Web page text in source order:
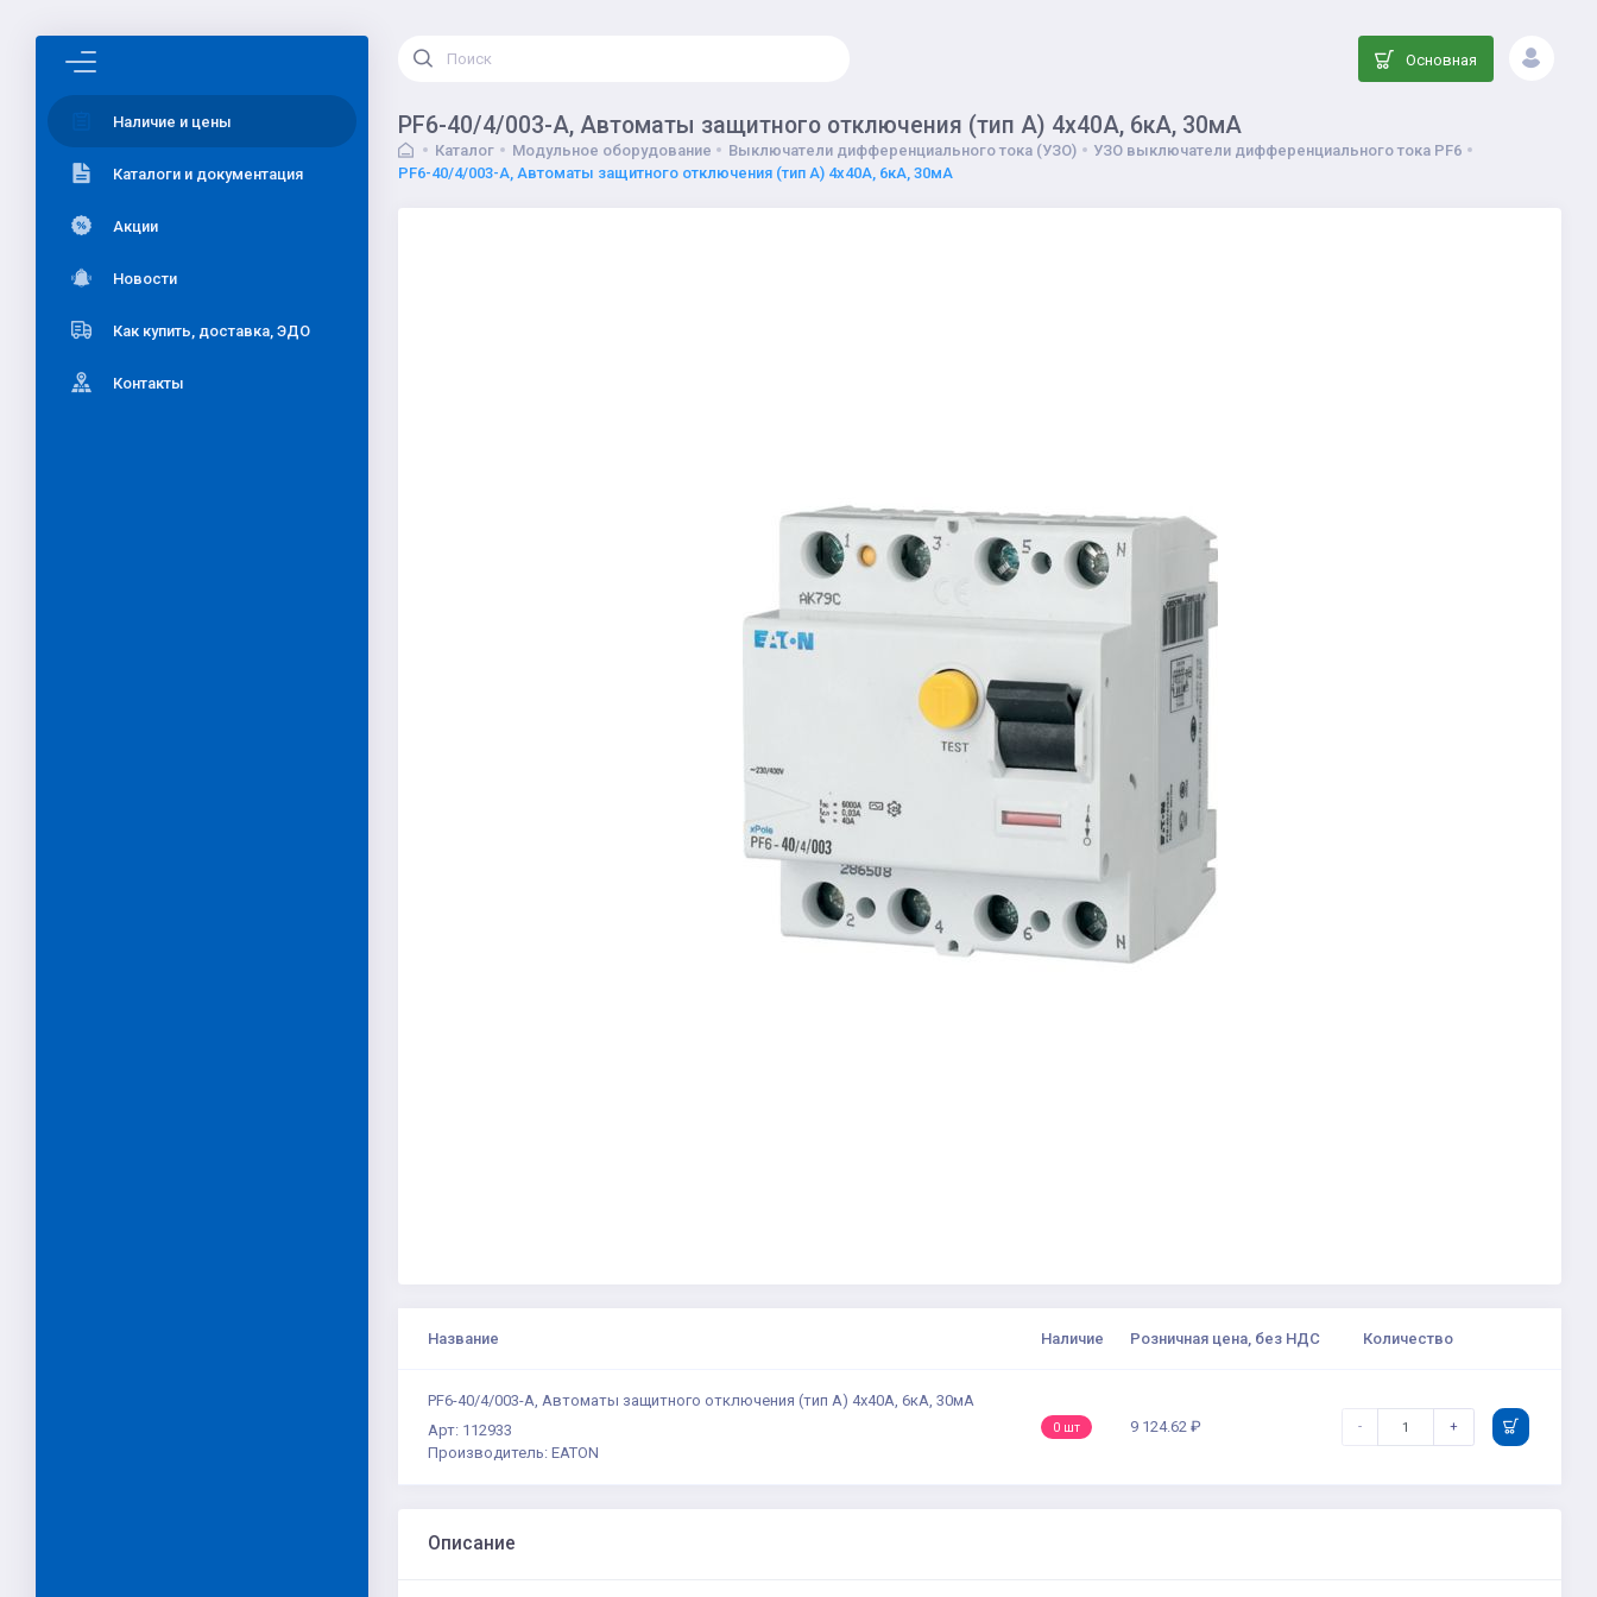
Наличие и цены
Каталоги и документация
Акции
Новости
Как купить, доставка, ЭДО
Контакты
Основная
PF6-40/4/003-A, Автоматы защитного отключения (тип А) 4x40A, 6кA, 30мA
Каталог Модульное оборудование Выключатели дифференциального тока (УЗО)
УЗО выключатели дифференциального тока PF6
PF6-40/4/003-A, Автоматы защитного отключения (тип А) 4x40A, 6кA, 30мA
Название Наличие Розничная цена, без НДС Количество
PF6-40/4/003-A, Автоматы защитного отключения (тип А) 4x40A, 6кA, 30мA
Арт: 112933
Производитель: EATON
0 шт 9 124.62 ₽ - +
Описание